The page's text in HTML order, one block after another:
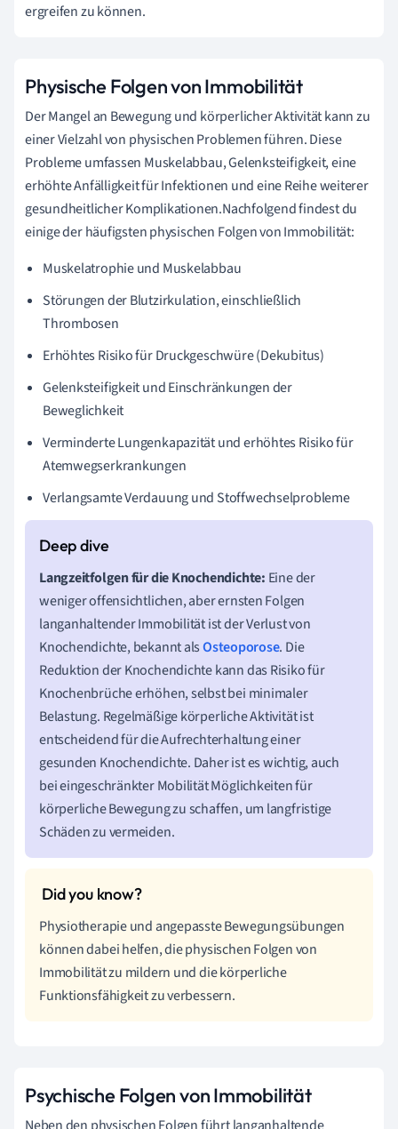
ergreifen zu können.
Physische Folgen von Immobilität
Der Mangel an Bewegung und körperlicher Aktivität kann zu
einer Vielzahl von physischen Problemen führen. Diese
Probleme umfassen Muskelabbau, Gelenksteifigkeit, eine
erhöhte Anfälligkeit für Infektionen und eine Reihe weiterer
gesundheitlicher Komplikationen.Nachfolgend findest du
einige der häufigsten physischen Folgen von Immobilität:
Muskelatrophie und Muskelabbau
Störungen der Blutzirkulation, einschließlich
Thrombosen
Erhöhtes Risiko für Druckgeschwüre (Dekubitus)
Gelenksteifigkeit und Einschränkungen der
Beweglichkeit
Verminderte Lungenkapazität und erhöhtes Risiko für
Atemwegserkrankungen
Verlangsamte Verdauung und Stoffwechselprobleme
Langzeitfolgen für die Knochendichte: Eine der
weniger offensichtlichen, aber ernsten Folgen
langanhaltender Immobilität ist der Verlust von
Knochendichte, bekannt alsOsteoporose. Die
Reduktion der Knochendichte kann das Risiko für
Knochenbrüche erhöhen, selbst bei minimaler
Belastung. Regelmäßige körperliche Aktivität ist
entscheidend für die Aufrechterhaltung einer
gesunden Knochendichte. Daher ist es wichtig, auch
bei eingeschränkter Mobilität Möglichkeiten für
körperliche Bewegung zu schaffen, um langfristige
Schäden zu vermeiden.
Physiotherapie und angepasste Bewegungsübungen
können dabei helfen, die physischen Folgen von
Immobilität zu mildern und die körperliche
Funktionsfähigkeit zu verbessern.
Psychische Folgen von Immobilität
Neben den physischen Folgen führt langanhaltende